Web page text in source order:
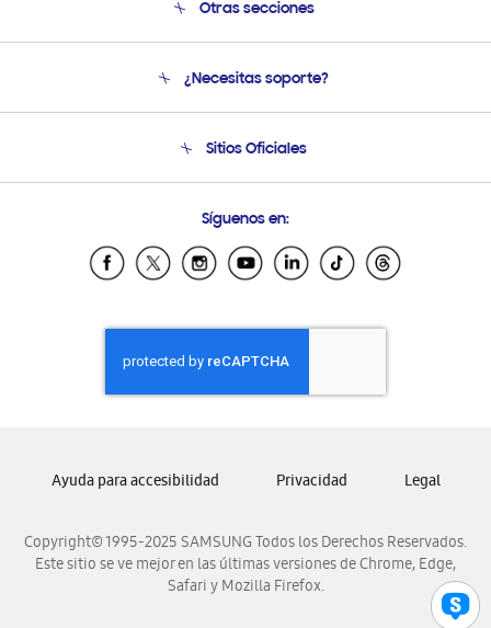
Otras secciones
Soporte
¿Necesitas soporte?
Soporte vía eMail
Sitios Oficiales
Samsung Ecuador
Samsung El Salvador
Samsung Honduras
Samsung Nicaragua
Samsung Panamá
Samsung Venezuela
Síguenos en:
Copyright© 1995-2025 SAMSUNG Todos los Derechos Reservados.
Este sitio se ve mejor en las últimas versiones de Chrome, Edge,
Safari y Mozilla Firefox.
Ayuda para accesibilidad Privacidad Legal